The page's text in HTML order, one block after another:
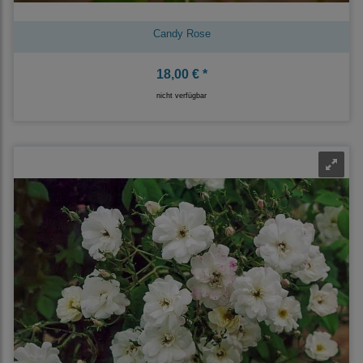
Candy Rose
18,00 € *
nicht verfügbar